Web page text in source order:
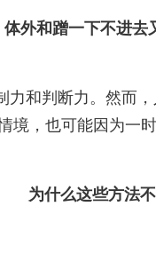
体外和蹭一下不进去
力和判断力。然而
境，也可能因为一
为什么这些方法